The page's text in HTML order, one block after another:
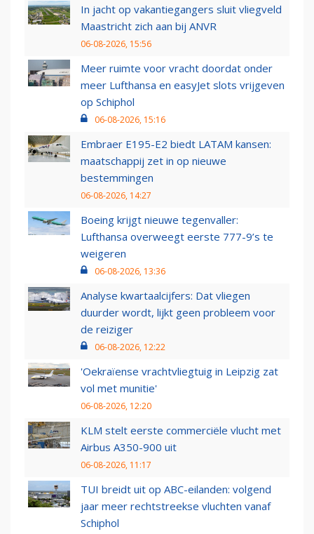
In jacht op vakantiegangers sluit vliegveld
Maastricht zich aan bij ANVR
06-08-2026, 15:56
Meer ruimte voor vracht doordat onder
meer Lufthansa en easyJet slots vrijgeven
op Schiphol
06-08-2026, 15:16
Embraer E195-E2 biedt LATAM kansen:
maatschappij zet in op nieuwe
bestemmingen
06-08-2026, 14:27
Boeing krijgt nieuwe tegenvaller:
Lufthansa overweegt eerste 777-9’s te
weigeren
06-08-2026, 13:36
Analyse kwartaalcijfers: Dat vliegen
duurder wordt, lijkt geen probleem voor
de reiziger
06-08-2026, 12:22
'Oekraïense vrachtvliegtuig in Leipzig zat
vol met munitie'
06-08-2026, 12:20
KLM stelt eerste commerciële vlucht met
Airbus A350-900 uit
06-08-2026, 11:17
TUI breidt uit op ABC-eilanden: volgend
jaar meer rechtstreekse vluchten vanaf
Schiphol